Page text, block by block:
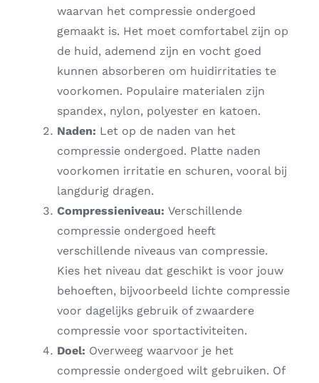
waarvan het compressie ondergoed
gemaakt is. Het moet comfortabel zijn op
de huid, ademend zijn en vocht goed
kunnen absorberen om huidirritaties te
voorkomen. Populaire materialen zijn
spandex, nylon, polyester en katoen.
Naden: Let op de naden van het
compressie ondergoed. Platte naden
voorkomen irritatie en schuren, vooral bij
langdurig dragen.
Compressieniveau: Verschillende
compressie ondergoed heeft
verschillende niveaus van compressie.
Kies het niveau dat geschikt is voor jouw
behoeften, bijvoorbeeld lichte compressie
voor dagelijks gebruik of zwaardere
compressie voor sportactiviteiten.
Doel: Overweeg waarvoor je het
compressie ondergoed wilt gebruiken. Of